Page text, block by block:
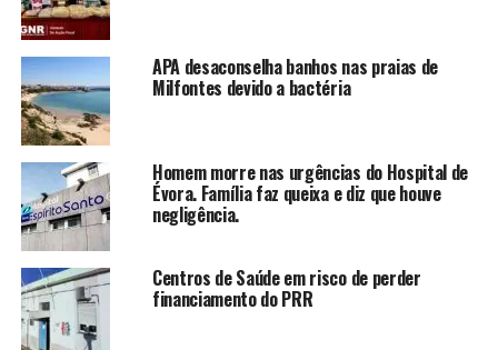
APA desaconselha banhos nas praias de
Milfontes devido a bactéria
Homem morre nas urgências do Hospital de
Évora. Família faz queixa e diz que houve
negligência.
Centros de Saúde em risco de perder
financiamento do PRR